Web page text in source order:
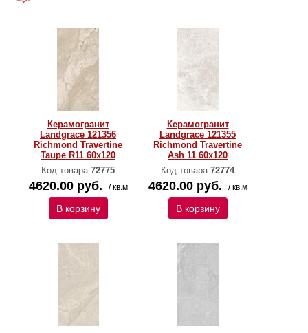
Керамогранит
Landgrace 121356
Richmond Travertine
Taupe R11 60х120
Код товара:72775
4620.00 руб. / кв.м
В корзину
Керамогранит
Landgrace 121355
Richmond Travertine
Ash 11 60х120
Код товара:72774
4620.00 руб. / кв.м
В корзину